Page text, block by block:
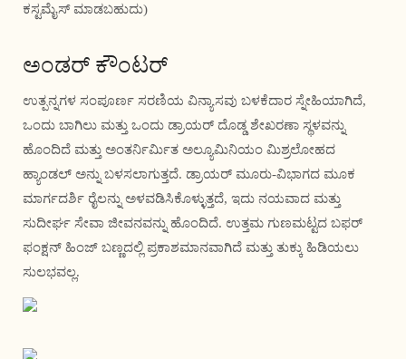
ಕಸ್ಟಮೈಸ್ ಮಾಡಬಹುದು)
ಅಂಡರ್ ಕೌಂಟರ್
ಉತ್ಪನ್ನಗಳ ಸಂಪೂರ್ಣ ಸರಣಿಯ ವಿನ್ಯಾಸವು ಬಳಕೆದಾರ ಸ್ನೇಹಿಯಾಗಿದೆ,
ಒಂದು ಬಾಗಿಲು ಮತ್ತು ಒಂದು ಡ್ರಾಯರ್ ದೊಡ್ಡ ಶೇಖರಣಾ ಸ್ಥಳವನ್ನು
ಹೊಂದಿದೆ ಮತ್ತು ಅಂತರ್ನಿರ್ಮಿತ ಅಲ್ಯೂಮಿನಿಯಂ ಮಿಶ್ರಲೋಹದ
ಹ್ಯಾಂಡಲ್ ಅನ್ನು ಬಳಸಲಾಗುತ್ತದೆ. ಡ್ರಾಯರ್ ಮೂರು-ವಿಭಾಗದ ಮೂಕ
ಮಾರ್ಗದರ್ಶಿ ರೈಲನ್ನು ಅಳವಡಿಸಿಕೊಳ್ಳುತ್ತದೆ, ಇದು ನಯವಾದ ಮತ್ತು
ಸುದೀರ್ಘ ಸೇವಾ ಜೀವನವನ್ನು ಹೊಂದಿದೆ. ಉತ್ತಮ ಗುಣಮಟ್ಟದ ಬಫರ್
ಫಂಕ್ಷನ್ ಹಿಂಜ್ ಬಣ್ಣದಲ್ಲಿ ಪ್ರಕಾಶಮಾನವಾಗಿದೆ ಮತ್ತು ತುಕ್ಕು ಹಿಡಿಯಲು
ಸುಲಭವಲ್ಲ.